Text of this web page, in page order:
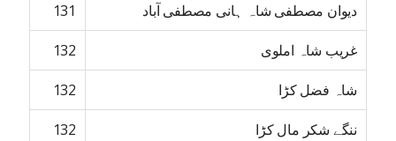
دیوان مصطفی شاہ ہانی مصطفی آباد 131
غریب شاہ املوی 132
شاہ فضل کڑا 132
ننگے شکر مال کڑا 132